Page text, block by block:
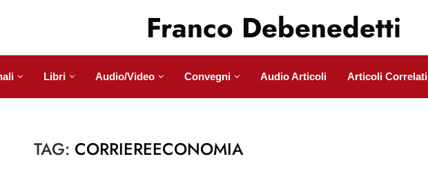
Franco Debenedetti
Libri Audio/Video Convegni Audio Articoli Articoli Correlati
TAG: CORRIEREECONOMIA